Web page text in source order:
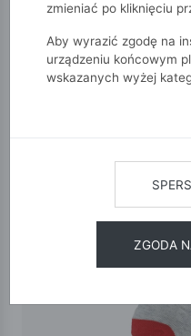
zmieniać po kliknięciu
Aby wyrazić zgodę na
urządzeniu końcowym
wskazanych wyżej
ZGODA